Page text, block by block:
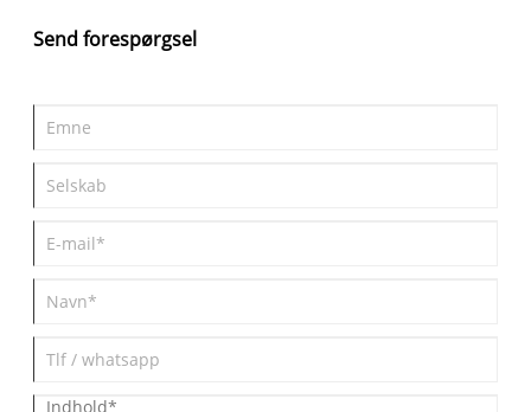
Send forespørgsel